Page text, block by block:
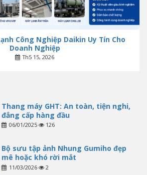
Công Nghiệp Daikin Uy Tín Cho
Doanh Nghiệp
Th5 15, 2026
Thang máy GHT: An toàn, tiện nghi,
đẳng cấp hàng đầu
06/01/2025 126
Bộ sưu tập ảnh Nhung Gumiho đẹp
mê hoặc khó rời mắt
11/03/2026 2